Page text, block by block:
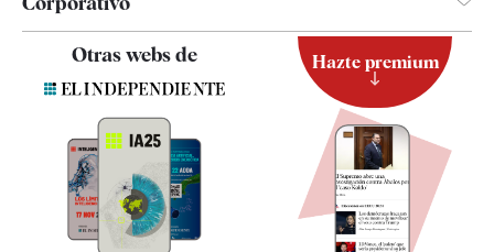
Quiénes somos
Especificaciones
Otras webs de Hazte premium